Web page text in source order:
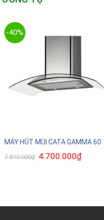
-40%
MÁY HÚT MÙI CATA GAMMA 60
7.810.000₫
Giá
gốc
4.700.000₫Giá
hiện